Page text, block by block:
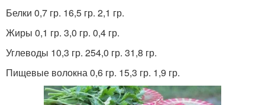
Белки 0,7 гр. 16,5 гр. 2,1 гр.
Жиры 0,1 гр. 3,0 гр. 0,4 гр.
Углеводы 10,3 гр. 254,0 гр. 31,8 гр.
Пищевые волокна 0,6 гр. 15,3 гр. 1,9 гр.